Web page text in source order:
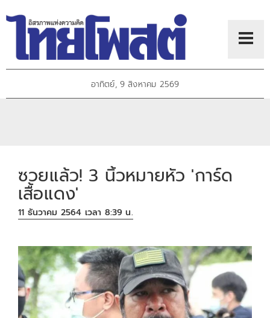
อาทิตย์, 9 สิงหาคม 2569
ซวยแล้ว! 3 นิ้วหมายหัว 'การ์ด
เสื้อแดง'
11 ธันวาคม 2564 เวลา 8:39 น.